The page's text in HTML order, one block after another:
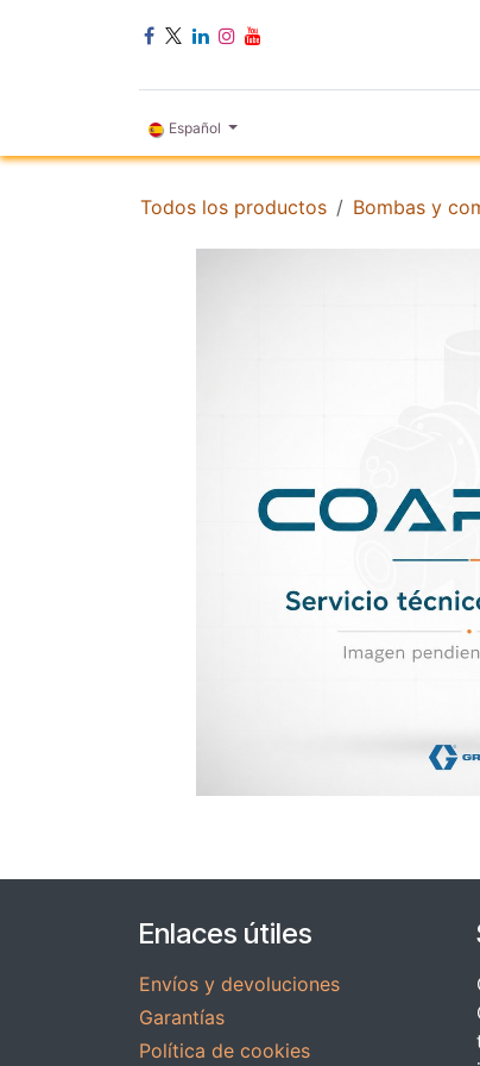
Español
Todos los productos Bombas y
Enlaces útiles
Envíos y devoluciones
Garantías
Política de cookies